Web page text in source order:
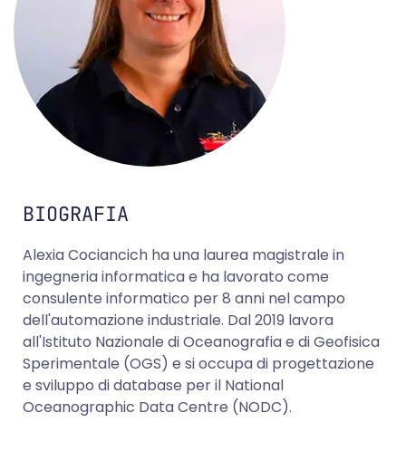
BIOGRAFIA
Alexia Cociancich ha una laurea magistrale in
ingegneria informatica e ha lavorato come
consulente informatico per 8 anni nel campo
dell'automazione industriale. Dal 2019 lavora
all'Istituto Nazionale di Oceanografia e di Geofisica
Sperimentale (OGS) e si occupa di progettazione
e sviluppo di database per il National
Oceanographic Data Centre (NODC).